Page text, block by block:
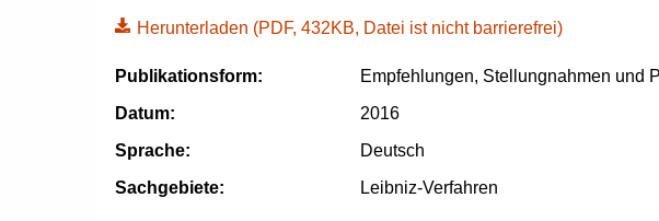
Herunterladen (PDF, 432KB, Datei ist nicht barrierefrei)
Publikationsform:
Empfehlungen, Stellungnahmen und
Datum:
2016
Sprache:
Deutsch
Sachgebiete:
Leibniz-Verfahren